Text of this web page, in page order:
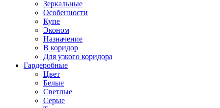
Зеркальные
Особенности
Купе
Эконом
Назначение
В коридор
Для узкого коридора
Гардеробные
Цвет
Белые
Светлые
Серые